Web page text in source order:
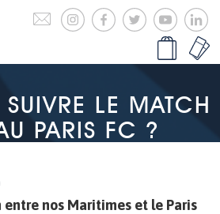
LE MATCH
PARIS FC ?
entre nos Maritimes et le Paris